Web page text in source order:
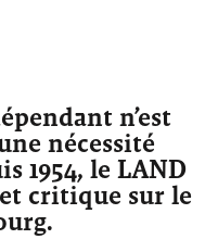
n’est
nécessité
1954, le LAND
critique sur le